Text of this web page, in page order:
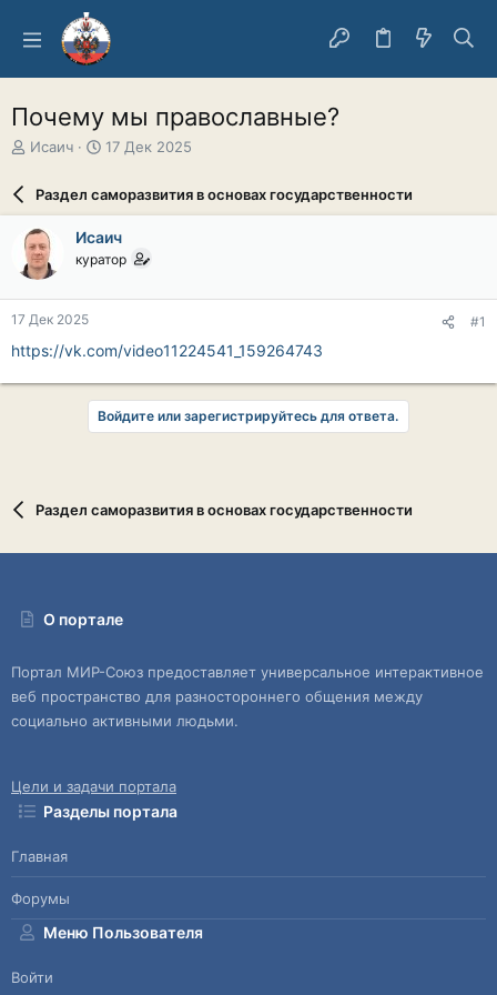
Почему мы православные?
А
о
р
т
е
м
ы
Исаич
Д
а
а
ч
л
17 Дек 2025
Раздел саморазвития в основах государственности
Исаич
куратор
17 Дек 2025 #1
https://vk.com/video11224541_159264743
Войдите или зарегистрируйтесь для ответа.
Раздел саморазвития в основах государственности
О портале
Портал МИР-Союз предоставляет универсальное интерактивное
веб пространство для разностороннего общения между
социально активными людьми.
Цели и задачи портала
Разделы портала
Главная
Форумы
Меню Пользователя
Войти